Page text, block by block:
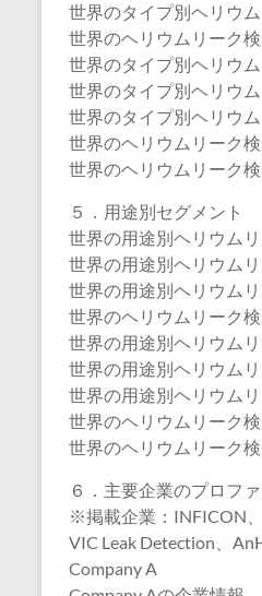
世界のタイプ別ヘリウ
世界のヘリウムリーク
世界のタイプ別ヘリウ
世界のタイプ別ヘリウ
世界のタイプ別ヘリウ
世界のヘリウムリーク
世界のヘリウムリーク
５．用途別セグメント
世界の用途別ヘリウム
世界の用途別ヘリウム
世界の用途別ヘリウム
世界のヘリウムリーク
世界の用途別ヘリウム
世界の用途別ヘリウム
世界の用途別ヘリウム
世界のヘリウムリーク
世界のヘリウムリーク
６．主要企業のプロフ
※掲載企業：INFICON、
VIC Leak Detection、
Company A